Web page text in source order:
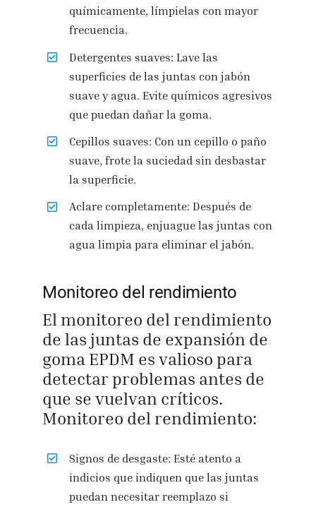
químicamente, límpielas con mayor
frecuencia.
Detergentes suaves: Lave las
superficies de las juntas con jabón
suave y agua. Evite químicos agresivos
que puedan dañar la goma.
Cepillos suaves: Con un cepillo o paño
suave, frote la suciedad sin desbastar
la superficie.
Aclare completamente: Después de
cada limpieza, enjuague las juntas con
agua limpia para eliminar el jabón.
Monitoreo del rendimiento
El monitoreo del rendimiento
de las juntas de expansión de
goma EPDM es valioso para
detectar problemas antes de
que se vuelvan críticos.
Monitoreo del rendimiento:
Signos de desgaste: Esté atento a
indicios que indiquen que las juntas
puedan necesitar reemplazo si